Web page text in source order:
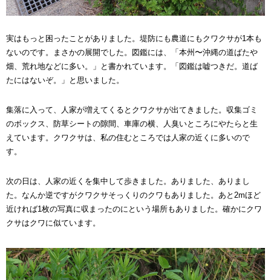
実はもっと困ったことがありました。堤防にも農道にもクワクサが1本も
ないのです。まさかの展開でした。図鑑には、「本州〜沖縄の道ばたや
畑、荒れ地などに多い。」と書かれています。「図鑑は嘘つきだ。道ば
たにはないぞ。」と思いました。
集落に入って、人家が増えてくるとクワクサが出てきました。収集ゴミ
のボックス、防草シートの隙間、車庫の横、人臭いところにやたらと生
えています。クワクサは、私の住むところでは人家の近くに多いので
す。
次の日は、人家の近くを集中して歩きました。ありました、ありまし
た。なんか逆ですがクワクサそっくりのクワもありました。あと2mほど
近ければ1枚の写真に収まったのにという場所もありました。確かにクワ
クサはクワに似ています。